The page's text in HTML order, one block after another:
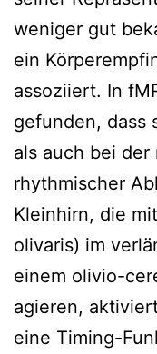
weniger gut
ein
assoziiert. In
gefunden, dass
als auch bei
rhythmischer
Kleinhirn, die
olivaris) im
einem olivio-
agieren,
eine Timing-